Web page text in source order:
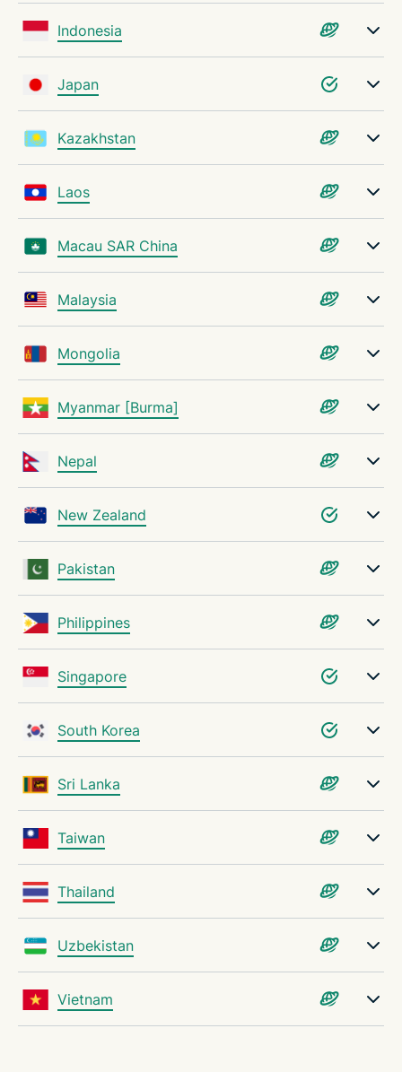
Indonesia
Japan
Kazakhstan
Laos
Macau SAR China
Malaysia
Mongolia
Myanmar [Burma]
Nepal
New Zealand
Pakistan
Philippines
Singapore
South Korea
Sri Lanka
Taiwan
Thailand
Uzbekistan
Vietnam